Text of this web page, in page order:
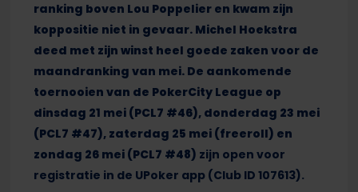
ranking boven Lou Poppelier en kwam zijn
koppositie niet in gevaar. Michel Hoekstra
deed met zijn winst heel goede zaken voor de
maandranking van mei. De aankomende
toernooien van de PokerCity League op
dinsdag 21 mei (PCL7 #46), donderdag 23 mei
(PCL7 #47), zaterdag 25 mei (freeroll) en
zondag 26 mei (PCL7 #48) zijn open voor
registratie in de UPoker app (Club ID 107613).